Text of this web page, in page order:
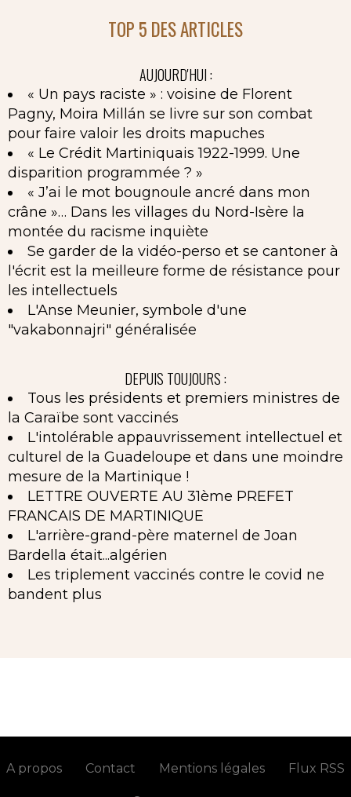
TOP 5 DES ARTICLES
AUJOURD'HUI :
« Un pays raciste » : voisine de Florent
Pagny, Moira Millán se livre sur son combat
pour faire valoir les droits mapuches
« Le Crédit Martiniquais 1922-1999. Une
disparition programmée ? »
« J’ai le mot bougnoule ancré dans mon
crâne »… Dans les villages du Nord-Isère la
montée du racisme inquiète
Se garder de la vidéo-perso et se cantoner à
l'écrit est la meilleure forme de résistance pour
les intellectuels
L'Anse Meunier, symbole d'une
"vakabonnajri" généralisée
DEPUIS TOUJOURS :
Tous les présidents et premiers ministres de
la Caraïbe sont vaccinés
L'intolérable appauvrissement intellectuel et
culturel de la Guadeloupe et dans une moindre
mesure de la Martinique !
LETTRE OUVERTE AU 31ème PREFET
FRANCAIS DE MARTINIQUE
L'arrière-grand-père maternel de Joan
Bardella était...algérien
Les triplement vaccinés contre le covid ne
bandent plus
A propos Contact Mentions légales Flux RSS